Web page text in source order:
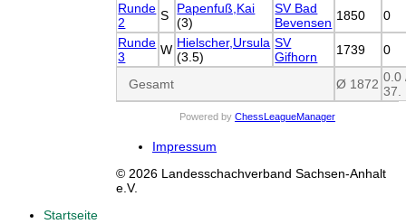
Runde
2
S
Papenfuß,Kai
(3)
SV Bad
Bevensen 1850
0
Runde
3
W Hielscher,Ursula
(3.5)
SV
Gifhorn
1739 0
Gesamt Ø 1872 0.0
37.
Powered by ChessLeagueManager
Impressum
© 2026 Landesschachverband Sachsen-Anhalt
e.V.
Startseite